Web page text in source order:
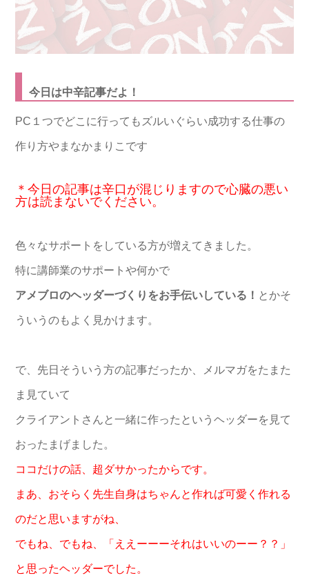
今日は中辛記事だよ！
PC１つでどこに行ってもズルいぐらい成功する仕事の
作り方やまなかまりこです
＊今日の記事は辛口が混じりますので心臓の悪い
方は読まないでください。
色々なサポートをしている方が増えてきました。
特に講師業のサポートや何かで
アメブロのヘッダーづくりをお手伝いしている！ とかそ
ういうのもよく見かけます。
で、先日そういう方の記事だったか、メルマガをたまた
ま見ていて
クライアントさんと一緒に作ったというヘッダーを見て
おったまげました。
ココだけの話、超ダサかったからです。
まあ、おそらく先生自身はちゃんと作れば可愛く作れる
のだと思いますがね、
でもね、でもね、「ええーーーそれはいいのーー？？」
と思ったヘッダーでした。